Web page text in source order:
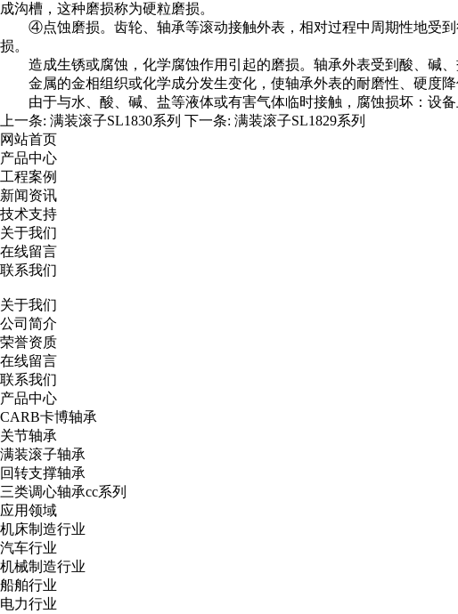
成沟槽，这种磨损称为硬粒磨损。
④点蚀磨损。齿轮、轴承等滚动接触外表，相对过程中周期性地受
损。
造成生锈或腐蚀，化学腐蚀作用引起的磨损。轴承外表受到酸、碱
金属的金相组织或化学成分发生变化，使轴承外表的耐磨性、硬度
由于与水、酸、碱、盐等液体或有害气体临时接触，腐蚀损坏：设
上一条: 满装滚子SL1830系列 下一条: 满装滚子SL1829系列
网站首页
产品中心
工程案例
新闻资讯
技术支持
关于我们
在线留言
联系我们
关于我们
公司简介
荣誉资质
在线留言
联系我们
产品中心
CARB卡博轴承
关节轴承
满装滚子轴承
回转支撑轴承
三类调心轴承cc系列
应用领域
机床制造行业
汽车行业
机械制造行业
船舶行业
电力行业